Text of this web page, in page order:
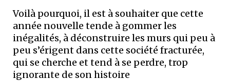
Voilà pourquoi, il est à souhaiter que cette
année nouvelle tende à gommer les
inégalités, à déconstruire les murs qui peu à
peu s’érigent dans cette société fracturée,
qui se cherche et tend à se perdre, trop
ignorante de son histoire